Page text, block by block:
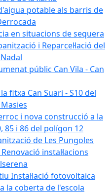
potable als barris de
en situacions de sequera
i Reparcel·lació del
públic Can Vila - Can
fitxa Can Suari - S10 del
i nova construcció a la
85 i 86 del polígon 12
de Les Pungoles
instal·lacions
Instal·lació fotovoltaica
la coberta de l'escola